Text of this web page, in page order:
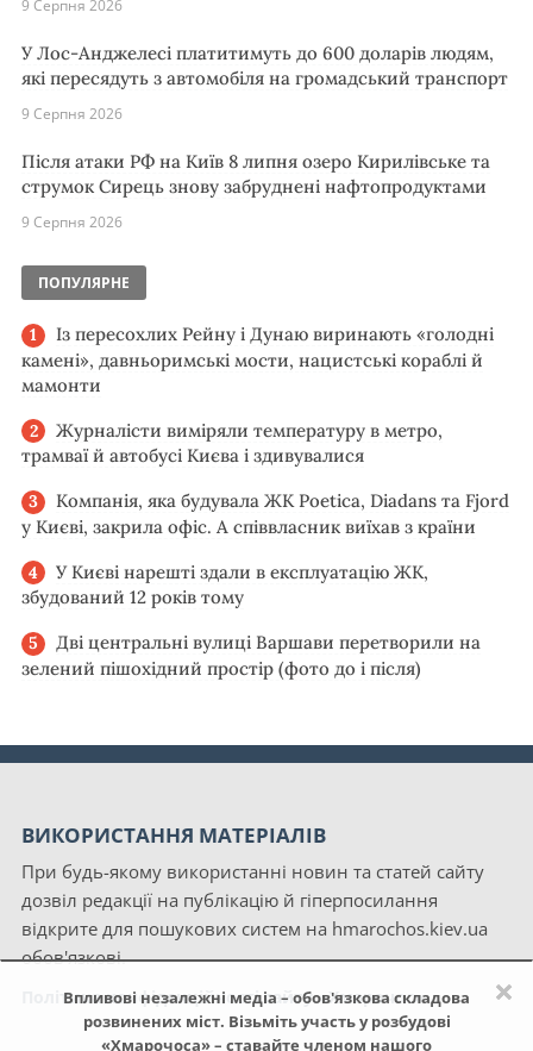
×
Впливові незалежні медіа – обов'язкова складова
розвинених міст. Візьміть участь у розбудові
«Хмарочоса» – ставайте членом нашого
9 Серпня 2026
У Лос-Анджелесі платитимуть до 600 доларів людям,
які пересядуть з автомобіля на громадський транспорт
9 Серпня 2026
Після атаки РФ на Київ 8 липня озеро Кирилівське та
струмок Сирець знову забруднені нафтопродуктами
9 Серпня 2026
ПОПУЛЯРНЕ
Із пересохлих Рейну і Дунаю виринають «голодні
камені», давньоримські мости, нацистські кораблі й
мамонти
Журналісти виміряли температуру в метро,
трамваї й автобусі Києва і здивувалися
Компанія, яка будувала ЖК Poetica, Diadans та Fjord
у Києві, закрила офіс. А співвласник виїхав з країни
У Києві нарешті здали в експлуатацію ЖК,
збудований 12 років тому
Дві центральні вулиці Варшави перетворили на
зелений пішохідний простір (фото до і після)
ВИКОРИСТАННЯ МАТЕРІАЛІВ
При будь-якому використанні новин та статей сайту
дозвіл редакції на публікацію й гіперпосилання
відкрите для пошукових систем на hmarochos.kiev.ua
обов'язкові.
Політика конфіденційності сайту «Хмарочос»